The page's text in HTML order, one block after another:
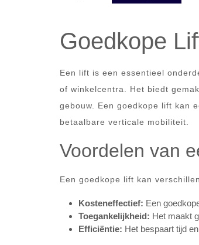
Goedkope
Een lift is een essentieel
of winkelcentra. Het biedt
gebouw. Een goedkope lift kan
betaalbare verticale mobiliteit.
Voordelen van
Een goedkope lift kan
Kosteneffectief: Een
Toegankelijkheid: Het maakt
Efficiëntie: Het bespaart tijd